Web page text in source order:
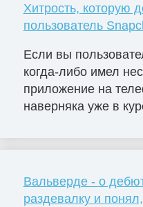
Хитрость, которую
пользователь
Если вы
когда-либо имел
приложение на
наверняка уже в
Вальверде - о
раздевалку и